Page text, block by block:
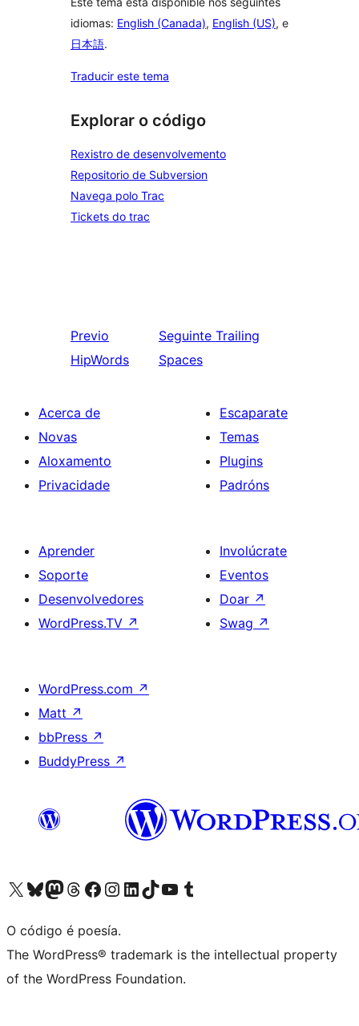
idiomas: English (Canada), English (US), e
日本語.
Traducir este tema
Explorar o código
Rexistro de desenvolvemento
Repositorio de Subversion
Navega polo Trac
Tickets do trac
Previo
HipWords
Seguinte Trailing
Spaces
Acerca de
Novas
Aloxamento
Privacidade
Escaparate
Temas
Plugins
Padróns
Aprender
Soporte
Desenvolvedores
WordPress.TV ↗
Involúcrate
Eventos
Doar ↗
Swag ↗
WordPress.com ↗
Matt ↗
bbPress ↗
BuddyPress ↗
Visita la cuenta de X (anteriormente Twitter)
Visita a nosa conta de Bluesky
Visita a nosa conta de Mastodon
Visita a nosa conta de Threads
Visita a nosa páxina de Facebook
Visita a nosa conta de Instagram
Visita a nosa conta de LinkedIn
Visita a nosa conta de TikTok
Visita a nosa canle de YouTube
Visita a nosa conta de Tumblr
O código é poesía.
The WordPress® trademark is the intellectual property
of the WordPress Foundation.